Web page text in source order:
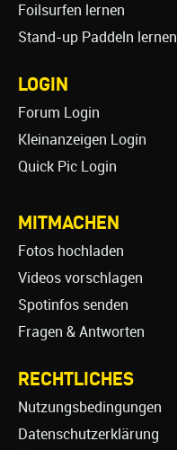
Foilsurfen lernen
Stand-up Paddeln lernen
LOGIN
Forum Login
Kleinanzeigen Login
Quick Pic Login
MITMACHEN
Fotos hochladen
Videos vorschlagen
Spotinfos senden
Fragen & Antworten
RECHTLICHES
Nutzungsbedingungen
Datenschutzerklärung